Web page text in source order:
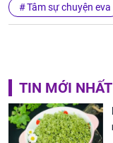
Tâm sự chuyện eva
TIN MỚI NHẤT